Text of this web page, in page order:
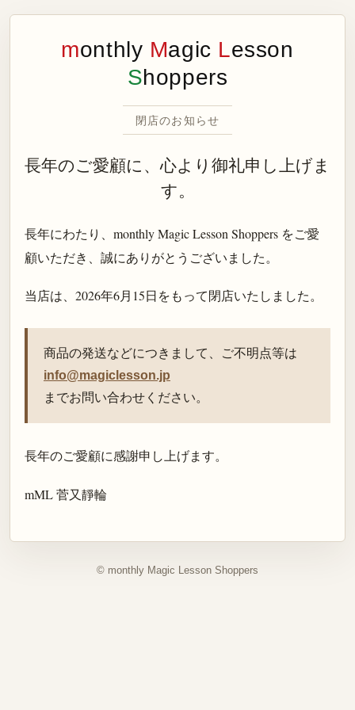
monthly Magic Lesson
Shoppers
閉店のお知らせ
長年のご愛顧に、心より御礼申し上げま
す。
長年にわたり、monthly Magic Lesson Shoppers をご愛
顧いただき、誠にありがとうございました。
当店は、 2026年6月15日をもって閉店いたしました。
商品の発送などにつきまして、ご不明点等は
info@magiclesson.jp
までお問い合わせください。
長年のご愛顧に感謝申し上げます。
mML 菅又靜輪
© monthly Magic Lesson Shoppers